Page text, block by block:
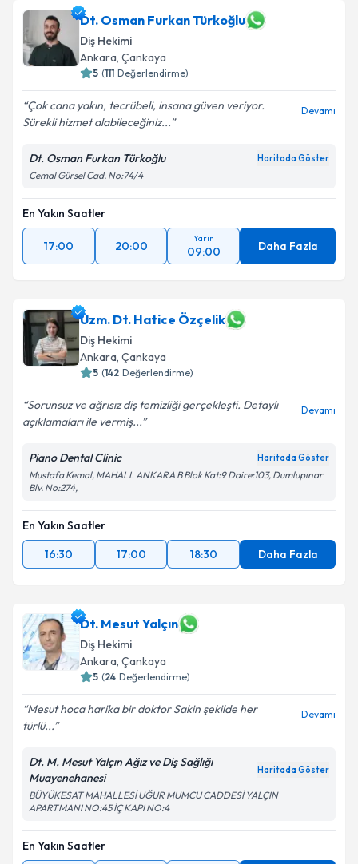
E-posta Adresiniz
Kişisel verilerimin işlenmesine ilişkinAydınlatma
Metni'ni okudum ve kişisel verilerimin belirtilen
Dt. Osman Furkan Türkoğlu
Diş Hekimi
Ankara, Çankaya
5 (111 Değerlendirme)
Çok cana yakın, tecrübeli, insana güven veriyor.
Sürekli hizmet alabileceğiniz...
Devamı
Dt. Osman Furkan Türkoğlu Haritada Göster
Cemal Gürsel Cad. No:74/4
En Yakın Saatler
17:00 20:00
Yarın
09:00 Daha Fazla
Uzm. Dt. Hatice Özçelik
Diş Hekimi
Ankara, Çankaya
5 (142 Değerlendirme)
Sorunsuz ve ağrısız diş temizliği gerçekleşti. Detaylı
açıklamaları ile vermiş...
Devamı
Piano Dental Clinic Haritada Göster
Mustafa Kemal, MAHALL ANKARA B Blok Kat:9 Daire:103, Dumlupınar
Blv. No:274,
En Yakın Saatler
16:30
17:00 18:30 Daha Fazla
Dt. Mesut Yalçın
Diş Hekimi
Ankara, Çankaya
5 (24 Değerlendirme)
Mesut hoca harika bir doktor Sakin şekilde her
türlü...
Devamı
Dt. M. Mesut Yalçın Ağız ve Diş Sağlığı
Muayenehanesi
Haritada Göster
BÜYÜKESAT MAHALLESİ UĞUR MUMCU CADDESİ YALÇIN
APARTMANI NO:45 İÇ KAPI NO:4
En Yakın Saatler